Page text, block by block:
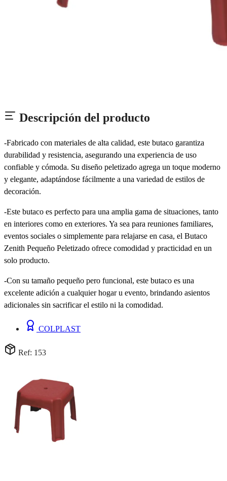
Descripción del producto
-Fabricado con materiales de alta calidad, este butaco garantiza
durabilidad y resistencia, asegurando una experiencia de uso
confiable y cómoda. Su diseño peletizado agrega un toque moderno
y elegante, adaptándose fácilmente a una variedad de estilos de
decoración.
-Este butaco es perfecto para una amplia gama de situaciones, tanto
en interiores como en exteriores. Ya sea para reuniones familiares,
eventos sociales o simplemente para relajarse en casa, el Butaco
Zenith Pequeño Peletizado ofrece comodidad y practicidad en un
solo producto.
-Con su tamaño pequeño pero funcional, este butaco es una
excelente adición a cualquier hogar u evento, brindando asientos
adicionales sin sacrificar el estilo ni la comodidad.
COLPLAST
Ref: 153